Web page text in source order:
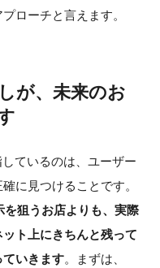
ローチと言えます。
が、未来のお
ているのは、ユーザー
に見つけることです。
狙うお店よりも、実際
ト上にきちんと残って
いきます。まずは、